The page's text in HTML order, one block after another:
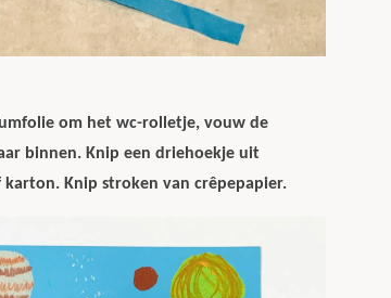
om het wc-rolletje, vouw de
binnen. Knip een driehoekje uit
Knip stroken van crêpepapier.